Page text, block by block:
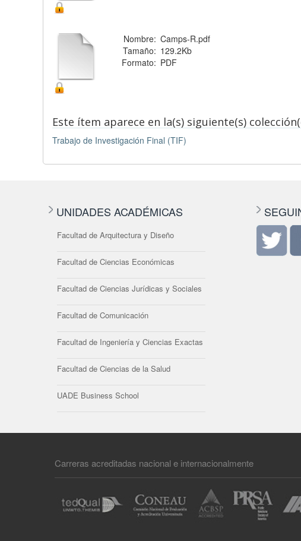
Nombre: Camps-R.pdf
Tamaño: 129.2Kb
Formato: PDF
Este ítem aparece en la(s) siguiente(s)
Trabajo de Investigación Final (TIF)
UNIDADES ACADÉMICAS
Facultad de Arquitectura y Diseño
Facultad de Ciencias Económicas
Facultad de Ciencias Jurídicas y Sociales
Facultad de Comunicación
Facultad de Ingeniería y Ciencias Exactas
Facultad de Ciencias de la Salud
UADE Business School
Carreras acreditadas nacional e internacionalmente